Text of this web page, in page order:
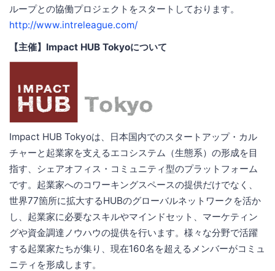
ループとの協働プロジェクトをスタートしております。
http://www.intreleague.com/
【主催】Impact HUB Tokyoについて
Impact HUB Tokyoは、日本国内でのスタートアップ・カル
チャーと起業家を支えるエコシステム（生態系）の形成を目
指す、シェアオフィス・コミュニティ型のプラットフォーム
です。起業家へのコワーキングスペースの提供だけでなく、
世界77箇所に拡大するHUBのグローバルネットワークを活か
し、起業家に必要なスキルやマインドセット、マーケティン
グや資金調達ノウハウの提供を行います。様々な分野で活躍
する起業家たちが集り、現在160名を超えるメンバーがコミュ
ニティを形成します。